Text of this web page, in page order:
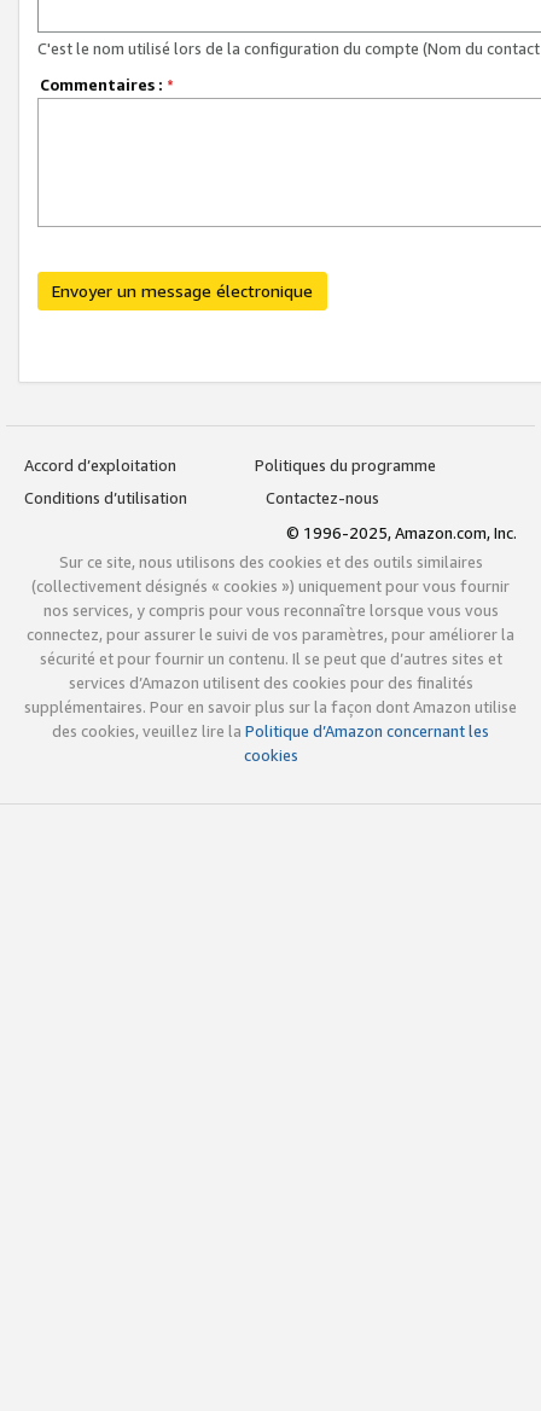
C'est le nom utilisé lors de la configuration du compte (Nom du
Commentaires : *
Envoyer un message électronique
Accord d’exploitation
Politiques du programme
Conditions d’utilisation
Contactez-nous
© 1996-2025, Amazon.com, Inc.
Sur ce site, nous utilisons des cookies et des outils similaires
(collectivement désignés « cookies ») uniquement pour vous fournir
nos services, y compris pour vous reconnaître lorsque vous vous
connectez, pour assurer le suivi de vos paramètres, pour améliorer la
sécurité et pour fournir un contenu. Il se peut que d’autres sites et
services d’Amazon utilisent des cookies pour des finalités
supplémentaires. Pour en savoir plus sur la façon dont Amazon utilise
des cookies, veuillez lire la Politique d’Amazon concernant les
cookies